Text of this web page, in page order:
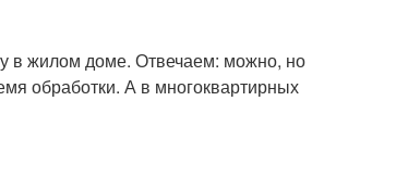
в жилом доме. Отвечаем: можно, но
обработки. А в многоквартирных